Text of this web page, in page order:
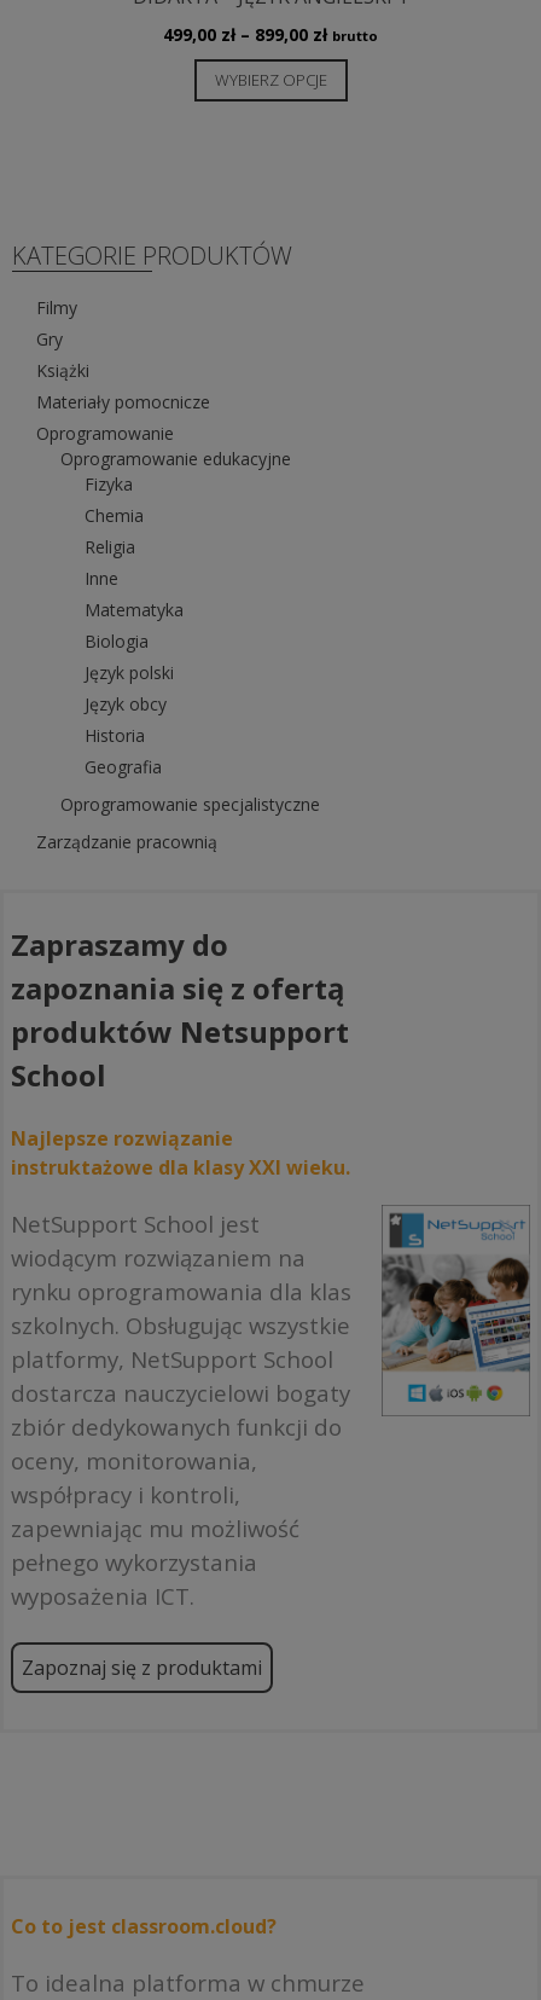
499,00 zł – 899,00 złZakres
cen:
499,00 zł
brutto
WYBIERZ OPCJE
produkt
KATEGORIE PRODUKTÓW
Filmy
Gry
Książki
Materiały pomocnicze
Oprogramowanie
Oprogramowanie edukacyjne
Fizyka
Chemia
Religia
Inne
Matematyka
Biologia
Język polski
Język obcy
Historia
Geografia
Oprogramowanie specjalistyczne
Zarządzanie pracownią
Zapraszamy do
zapoznania się z ofertą
produktów Netsupport
School
Najlepsze rozwiązanie
instruktażowe dla klasy XXI wieku.
NetSupport School jest
wiodącym rozwiązaniem na
rynku oprogramowania dla klas
szkolnych. Obsługując wszystkie
platformy, NetSupport School
dostarcza nauczycielowi bogaty
zbiór dedykowanych funkcji do
oceny, monitorowania,
współpracy i kontroli,
zapewniając mu możliwość
pełnego wykorzystania
wyposażenia ICT.
Zapoznaj się z produktami
Co to jest classroom.cloud?
To idealna platforma w chmurze